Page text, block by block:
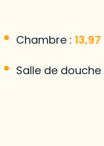
Chambre : 13,97
Salle de